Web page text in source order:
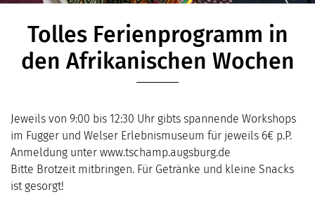
Tolles Ferienprogramm in
den Afrikanischen Wochen
Jeweils von 9:00 bis 12:30 Uhr gibts spannende Workshops
im Fugger und Welser Erlebnismuseum für jeweils 6€ p.P.
Anmeldung unter www.tschamp.augsburg.de
Bitte Brotzeit mitbringen. Für Getränke und kleine Snacks
ist gesorgt!